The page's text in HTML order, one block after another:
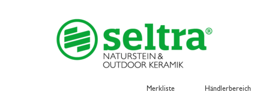
Merkliste Händlerbereich